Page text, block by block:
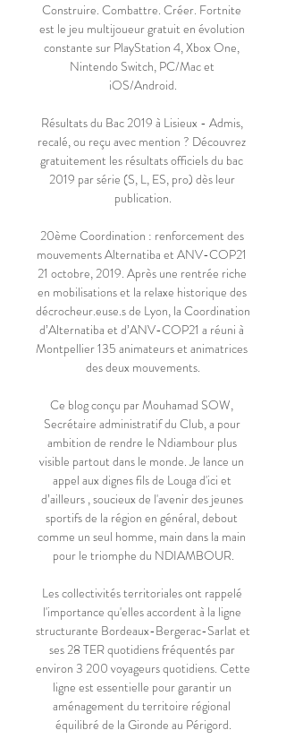
Construire. Combattre. Créer. Fortnite
est le jeu multijoueur gratuit en évolution
constante sur PlayStation 4, Xbox One,
Nintendo Switch, PC/Mac et
iOS/Android.
Résultats du Bac 2019 à Lisieux - Admis,
recalé, ou reçu avec mention ? Découvrez
gratuitement les résultats officiels du bac
2019 par série (S, L, ES, pro) dès leur
publication.
20ème Coordination : renforcement des
mouvements Alternatiba et ANV-COP21
21 octobre, 2019. Après une rentrée riche
en mobilisations et la relaxe historique des
décrocheur.euse.s de Lyon, la Coordination
d’Alternatiba et d’ANV-COP21 a réuni à
Montpellier 135 animateurs et animatrices
des deux mouvements.
Ce blog conçu par Mouhamad SOW,
Secrétaire administratif du Club, a pour
ambition de rendre le Ndiambour plus
visible partout dans le monde. Je lance un
appel aux dignes fils de Louga d'ici et
d’ailleurs , soucieux de l'avenir des jeunes
sportifs de la région en général, debout
comme un seul homme, main dans la main
pour le triomphe du NDIAMBOUR.
Les collectivités territoriales ont rappelé
l'importance qu'elles accordent à la ligne
structurante Bordeaux-Bergerac-Sarlat et
ses 28 TER quotidiens fréquentés par
environ 3 200 voyageurs quotidiens. Cette
ligne est essentielle pour garantir un
aménagement du territoire régional
équilibré de la Gironde au Périgord.